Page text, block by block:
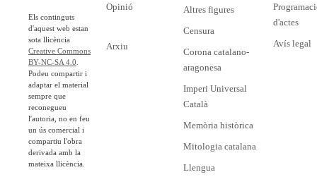
Els continguts
d'aquest web estan
sota llicència
Creative Commons
BY-NC-SA 4.0
Podeu compartir i
adaptar el material
sempre que
reconegueu
l'autoria, no en feu
un ús comercial i
compartiu l'obra
derivada amb la
mateixa llicència.
Opinió
Arxiu
Altres figures
Censura
Corona catalano-
aragonesa
Imperi Universal
Català
Memòria històrica
Mitologia catalana
Llengua
d'actes
Avís legal